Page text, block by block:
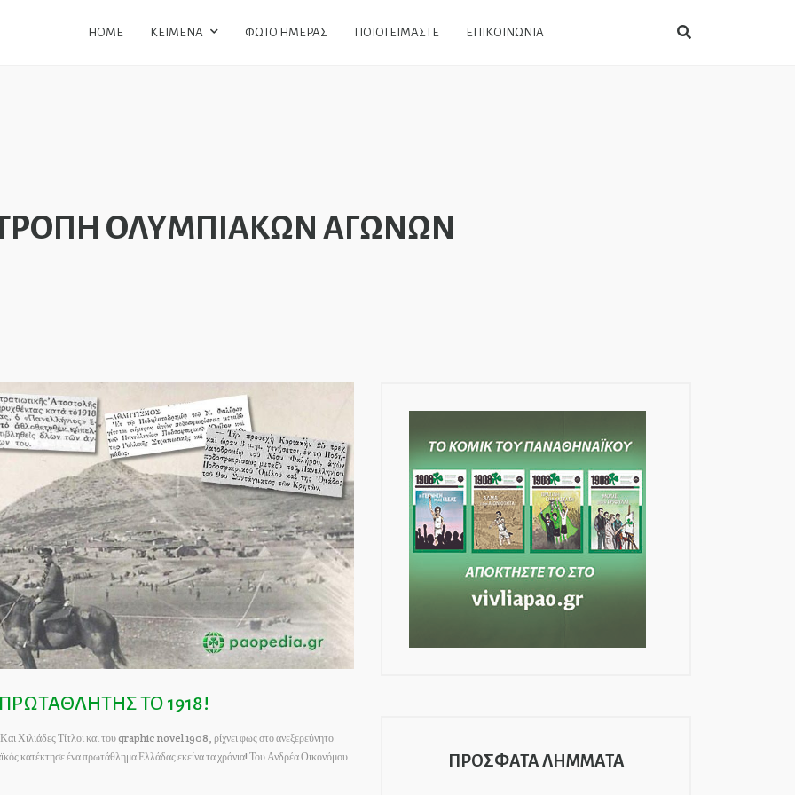
HOME ΚΕΙΜΕΝΑ ΦΩΤΟ ΗΜΕΡΑΣ ΠΟΙΟΙ ΕΙΜΑΣΤΕ ΕΠΙΚΟΙΝΩΝΙΑ
ΟΛΥΜΠΙΑΚΩΝ ΑΓΩΝΩΝ
ΤΟ 1918!
Χιλιάδες Τίτλοι και του graphic novel 1908, ρίχνει φως στο ανεξερεύνητο
κατέκτησε ένα πρωτάθλημα Ελλάδας εκείνα τα χρόνια! Του Ανδρέα Οικονόμου
ΠΡΟΣΦΑΤΑ ΛΗΜΜΑΤΑ